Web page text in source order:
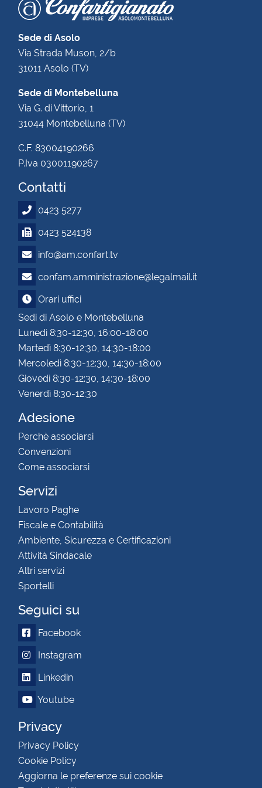
Sede di Asolo
Via Strada Muson, 2/b
31011 Asolo (TV)
Sede di Montebelluna
Via G. di Vittorio, 1
31044 Montebelluna (TV)
C.F. 83004190266
P.Iva 03001190267
Contatti
0423 5277
0423 524138
info@am.confart.tv
confam.amministrazione@legalmail.it
Orari uffici
Sedi di Asolo e Montebelluna
Lunedì 8:30-12:30, 16:00-18:00
Martedì 8:30-12:30, 14:30-18:00
Mercoledì 8:30-12:30, 14:30-18:00
Giovedì 8:30-12:30, 14:30-18:00
Venerdì 8:30-12:30
Adesione
Perchè associarsi
Convenzioni
Come associarsi
Servizi
Lavoro Paghe
Fiscale e Contabilità
Ambiente, Sicurezza e Certificazioni
Attività Sindacale
Altri servizi
Sportelli
Seguici su
Facebook
Instagram
Linkedin
Youtube
Privacy
Privacy Policy
Cookie Policy
Aggiorna le preferenze sui cookie